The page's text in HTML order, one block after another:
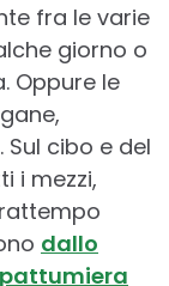
fra le varie
giorno o
Oppure le
cibo e del
i mezzi,
dallo